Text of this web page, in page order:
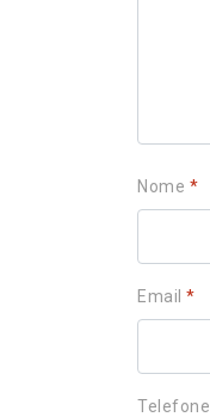
Nome *
Email *
Telefone